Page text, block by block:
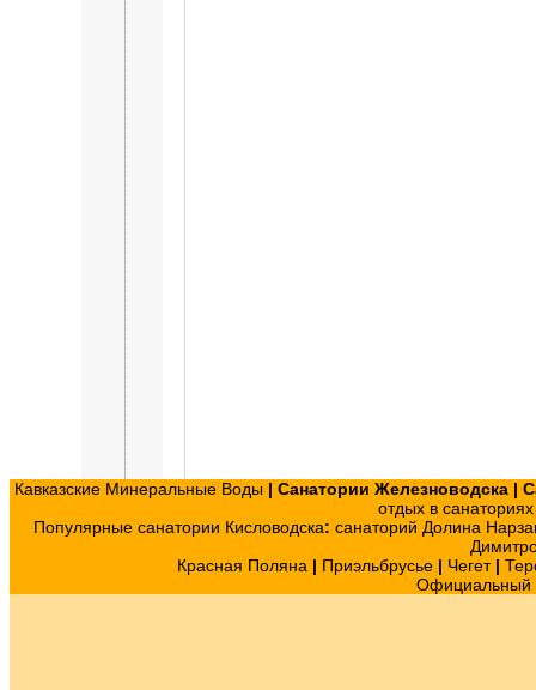
Кавказские Минеральные Воды | Санатории Железноводска |
отдых в
Популярные санатории Кисловодска: санаторий Долина
Красная Поляна | Приэльбрусье| Чегет|
Официальный